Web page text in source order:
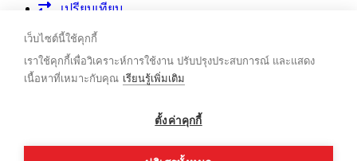
เปรียบเทียบ
รายงานตลาดคอนโด
ชุมชน & บทความ
ชุมชน
เว็บไซต์นี้ใช้คุกกี้
เราใช้คุกกี้เพื่อวิเคราะห์การใช้งาน ปรับปรุงประสบการณ์ และแสดง
เนื้อหาที่เหมาะกับคุณ เรียนรู้เพิ่มเติม
ตั้งค่าคุกกี้